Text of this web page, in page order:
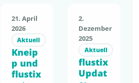
21. April
2026
Aktuell
Kneip
p und
flustix
2.
Dezember
2025
Aktuell
flustix
Updat